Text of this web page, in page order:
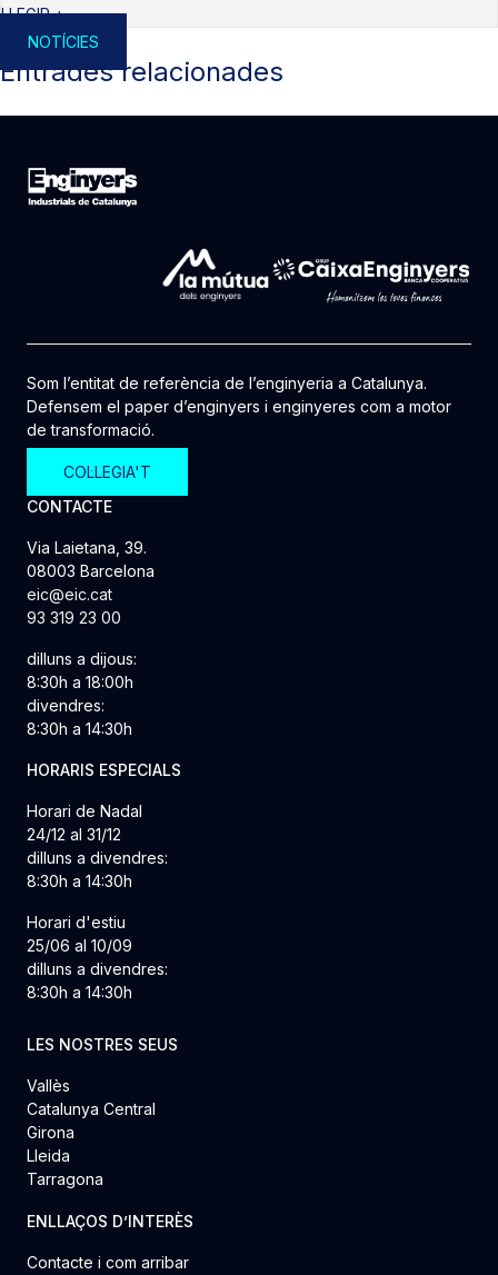
LLEGIR +
NOTÍCIES
Entrades relacionades
Som l’entitat de referència de l’enginyeria a Catalunya.
Defensem el paper d’enginyers i enginyeres com a motor
de transformació.
COL·LEGIA'T
CONTACTE
Via Laietana, 39.
08003 Barcelona
eic@eic.cat
93 319 23 00
dilluns a dijous:
8:30h a 18:00h
divendres:
8:30h a 14:30h
HORARIS ESPECIALS
Horari de Nadal
24/12 al 31/12
dilluns a divendres:
8:30h a 14:30h
Horari d'estiu
25/06 al 10/09
dilluns a divendres:
8:30h a 14:30h
LES NOSTRES SEUS
Vallès
Catalunya Central
Girona
Lleida
Tarragona
ENLLAÇOS D’INTERÈS
Contacte i com arribar